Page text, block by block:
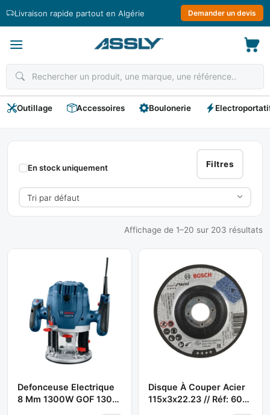
Livraison rapide partout en Algérie Demander un devis
Outillage Accessoires Boulonerie
BOSCH
Filtres
En stock uniquement
Affichage de 1–20 sur 203 résultats
Defonceuse Electrique
8 Mm 1300W GOF 130
Disque À Couper Acier
115x3x22.23 // Réf: 608